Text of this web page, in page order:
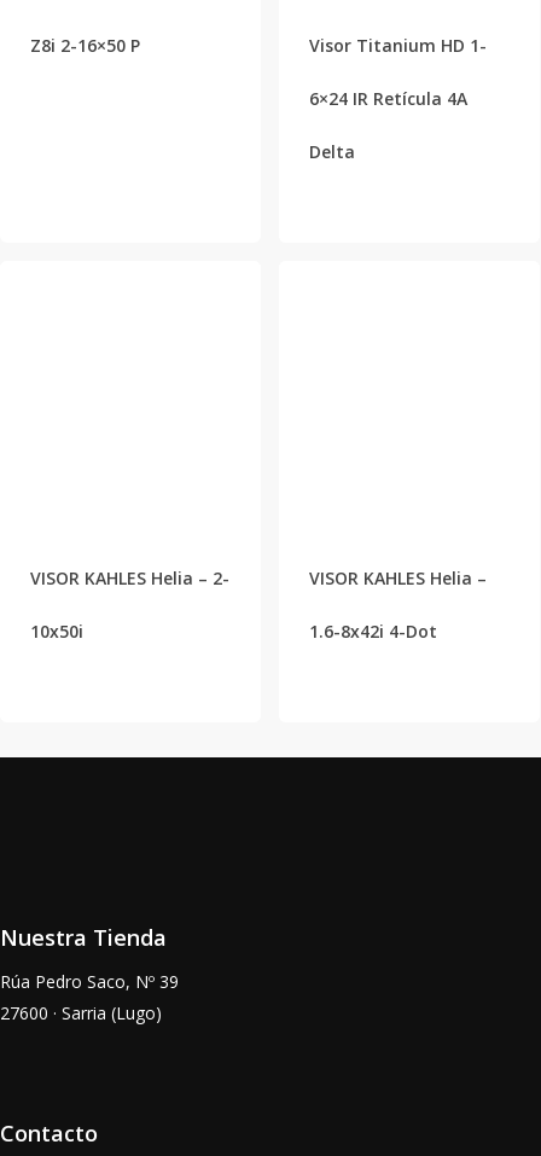
Z8i 2-16×50 P Visor Titanium HD 1-
6×24 IR Retícula 4A
Delta
VISOR KAHLES Helia – 2-
10x50i
VISOR KAHLES Helia –
1.6-8x42i 4-Dot
Nuestra Tienda
Rúa Pedro Saco, Nº 39
27600 · Sarria (Lugo)
Contacto